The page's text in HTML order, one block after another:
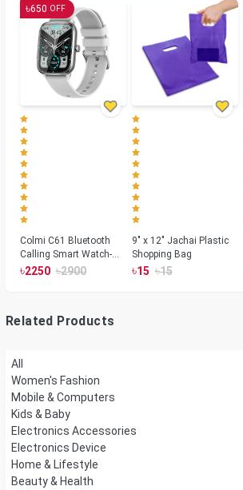
৳650 OFF
Colmi C61 Bluetooth
Calling Smart Watch-
Silver Color
৳2250 ৳2900
9" x 12" Jachai Plastic
Shopping Bag
৳15 ৳15
Related Products
All
Women's Fashion
Mobile & Computers
Kids & Baby
Electronics Accessories
Electronics Device
Home & Lifestyle
Beauty & Health